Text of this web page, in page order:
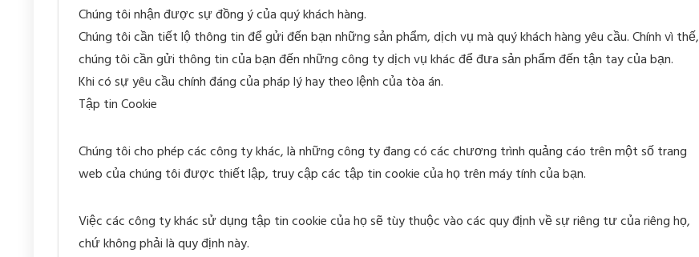
Chúng tôi nhận được sự đồng ý của quý khách hàng.
Chúng tôi cần tiết lộ thông tin để gửi đến bạn những sản phẩm, dịch vụ mà quý khách hàng yêu cầu. Chính vì thế,
chúng tôi cần gửi thông tin của bạn đến những công ty dịch vụ khác để đưa sản phẩm đến tận tay của bạn.
Khi có sự yêu cầu chính đáng của pháp lý hay theo lệnh của tòa án.
Tập tin Cookie
Chúng tôi cho phép các công ty khác, là những công ty đang có các chương trình quảng cáo trên một số trang
web của chúng tôi được thiết lập, truy cập các tập tin cookie của họ trên máy tính của bạn.
Việc các công ty khác sử dụng tập tin cookie của họ sẽ tùy thuộc vào các quy định về sự riêng tư của riêng họ,
chứ không phải là quy định này.